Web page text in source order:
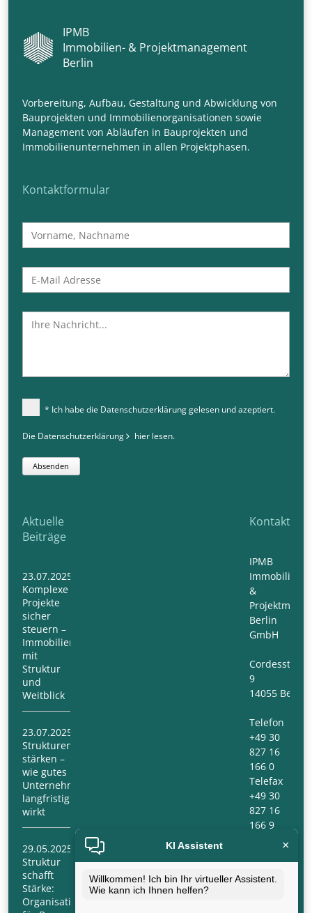
IPMB
Immobilien- & Projektmanagement
Berlin
Vorbereitung, Aufbau, Gestaltung und Abwicklung von
Bauprojekten und Immobilienorganisationen sowie
Management von Abläufen in Bauprojekten und
Immobilienunternehmen in allen Projektphasen.
Kontaktformular
* Ich habe die Datenschutzerklärung gelesen und azeptiert.
Die Datenschutzerklärung hier lesen.
Absenden
Aktuelle
Beiträge
23.07.2025
Komplexe
Projekte
sicher
steuern –
Immobilienmanagement
mit
Struktur
und
Weitblick
23.07.2025
Strukturen
stärken –
wie gutes
Unternehmensmanagement
langfristig
wirkt
29.05.2025
Struktur
schafft
Stärke:
Organisationsberatung
Kontakt
IPMB
Immobilien-
&
Berlin
GmbH
Cordesstraße
9
14055 Berlin
Telefon
+49 30
827 16
166 0
Telefax
+49 30
827 16
166 9
info@ipm-
berlin.com
KI Assistent ×
Willkommen! Ich bin Ihr virtueller Assistent.
Wie kann ich Ihnen helfen?